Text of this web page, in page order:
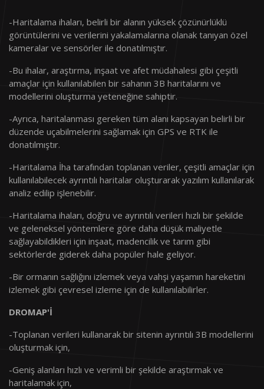
-Haritalama ihaları, belirli bir alanın yüksek çözünürlüklü
görüntülerini ve verilerini yakalamalarına olanak tanıyan özel
kameralar ve sensörler ile donatılmıştır.
-Bu ihalar, araştırma, inşaat ve afet müdahalesi gibi çeşitli
amaçlar için kullanılabilen bir sahanın 3B haritalarını ve
modellerini oluşturma yeteneğine sahiptir.
-Ayrıca, haritalanması gereken tüm alanı kapsayan belirli bir
düzende uçabilmelerini sağlamak için GPS ve RTK ile
donatılmıştır.
-Haritalama İha tarafından toplanan veriler, çeşitli amaçlar için
kullanılabilecek ayrıntılı haritalar oluşturarak yazılım kullanılarak
analiz edilip işlenebilir.
-Haritalama ihaları, doğru ve ayrıntılı verileri hızlı bir şekilde
ve geleneksel yöntemlere göre daha düşük maliyetle
sağlayabildikleri için inşaat, madencilik ve tarım gibi
sektörlerde giderek daha popüler hale geliyor.
-Bir ormanın sağlığını izlemek veya vahşi yaşamın hareketini
izlemek gibi çevresel izleme için de kullanılabilirler.
DROMAP'İ
-Toplanan verileri kullanarak bir sitenin ayrıntılı 3B modellerini
oluşturmak için,
-Geniş alanları hızlı ve verimli bir şekilde araştırmak ve
haritalamak için,
Model Dromap
Boyutlar 1065mm x 1150mm x 617mm
6S – LiPo
Batarya Kapasitesi Batarya Kapasitesi 22000mAh
Batarya Voltajı
GÜÇ
Batarya Çalışma
Sıcaklığı
0 °C - 50 °C
Batarya Depolama
3 aydan az : 20°C-55°C 3 aydan
Şarj Sıcaklığı 5 °C - 35 °C
Maksimum Kalkış
Ağırlığı